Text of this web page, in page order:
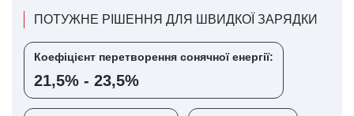
ПОТУЖНЕ РІШЕННЯ ДЛЯ ШВИДКОЇ ЗАРЯДКИ
Коефіцієнт перетворення сонячної енергії:
21,5% - 23,5%